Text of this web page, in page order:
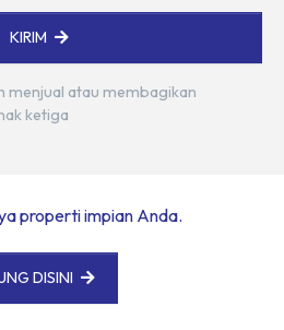
KIRIM
menjual atau membagikan
ketiga
properti impian Anda.
DISINI